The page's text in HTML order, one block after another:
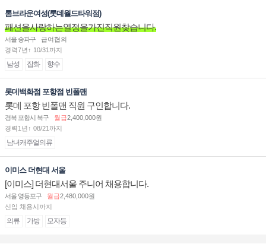
톰브라운여성(롯데월드타워점)
패션을사랑하는열정을가진직원찾습니다.
서울 송파구
급여협의
경력7년↑ 10/31까지
남성 잡화 향수
롯데백화점 포항점 빈폴맨
롯데 포항 빈폴맨 직원 구인합니다.
경북 포항시 북구 월급2,400,000원
경력1년↑ 08/21까지
남녀캐주얼의류
이미스 더현대 서울
[이미스] 더현대서울 주니어 채용합니다.
서울 영등포구 월급2,480,000원
신입 채용시까지
의류 가방 모자등